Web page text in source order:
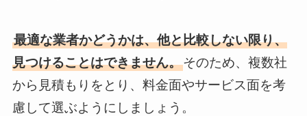
最適な業者かどうかは、他と比較しない限り、
見つけることはできません。そのため、複数社
から見積もりをとり、料金面やサービス面を考
慮して選ぶようにしましょう。